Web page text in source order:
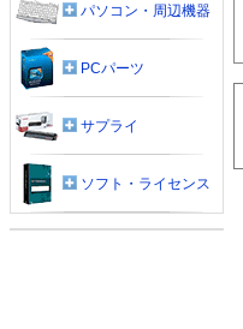
パソコン・周辺機器
PCパーツ
サプライ
ソフト・ライセンス